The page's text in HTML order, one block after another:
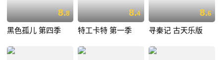
8.8
黑色孤儿 第四季
8.4
特工卡特 第一季
8.6
寻秦记 古天乐版